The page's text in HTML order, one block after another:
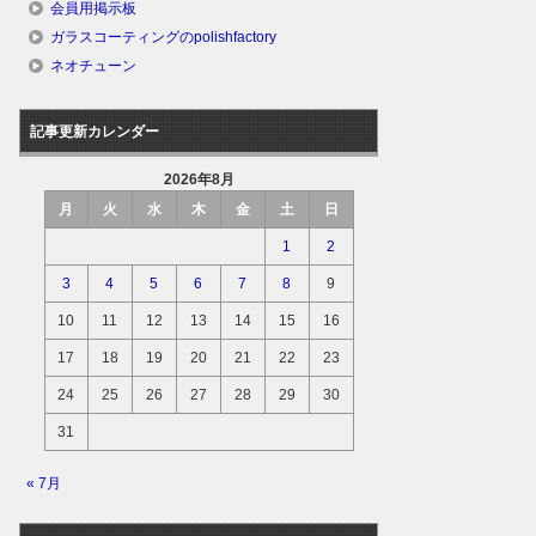
会員用掲示板
ガラスコーティングのpolishfactory
ネオチューン
記事更新カレンダー
2026年8月
月
火 水 木 金 土 日
1 2
3 4 5 6 7 8 9
10 11 12 13 14 15 16
17 18 19 20 21 22 23
24 25 26 27 28 29 30
31
« 7月